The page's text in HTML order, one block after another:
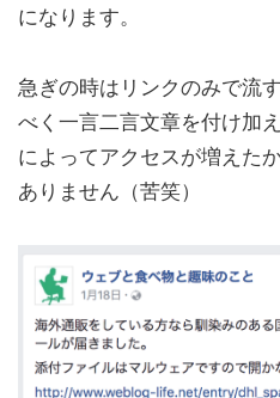
になります。
急ぎの時はリンクのみで流
べく一言二言文章を付け加
によってアクセスが増えた
ありません（苦笑）